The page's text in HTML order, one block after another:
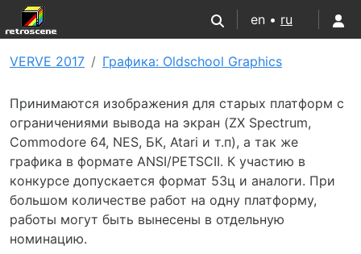
en • ru
VERVE 2017 Графика: Oldschool Graphics
Принимаются изображения для старых платформ с
ограничениями вывода на экран (ZX Spectrum,
Commodore 64, NES, БК, Atari и т.п), а так же
графика в формате ANSI/PETSCII. К участию в
конкурсе допускается формат 53ц и аналоги. При
большом количестве работ на одну платформу,
работы могут быть вынесены в отдельную
номинацию.